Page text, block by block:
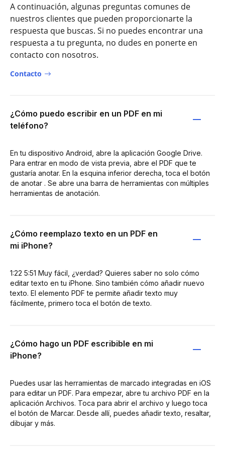
A continuación, algunas preguntas comunes de
nuestros clientes que pueden proporcionarte la
respuesta que buscas. Si no puedes encontrar una
respuesta a tu pregunta, no dudes en ponerte en
contacto con nosotros.
Contacto
¿Cómo puedo escribir en un PDF en mi
teléfono?
En tu dispositivo Android, abre la aplicación Google Drive.
Para entrar en modo de vista previa, abre el PDF que te
gustaría anotar. En la esquina inferior derecha, toca el botón
de anotar . Se abre una barra de herramientas con múltiples
herramientas de anotación.
¿Cómo reemplazo texto en un PDF en
mi iPhone?
1:22 5:51 Muy fácil, ¿verdad? Quieres saber no solo cómo
editar texto en tu iPhone. Sino también cómo añadir nuevo
texto. El elemento PDF te permite añadir texto muy
fácilmente, primero toca el botón de texto.
¿Cómo hago un PDF escribible en mi
iPhone?
Puedes usar las herramientas de marcado integradas en iOS
para editar un PDF. Para empezar, abre tu archivo PDF en la
aplicación Archivos. Toca para abrir el archivo y luego toca
el botón de Marcar. Desde allí, puedes añadir texto, resaltar,
dibujar y más.